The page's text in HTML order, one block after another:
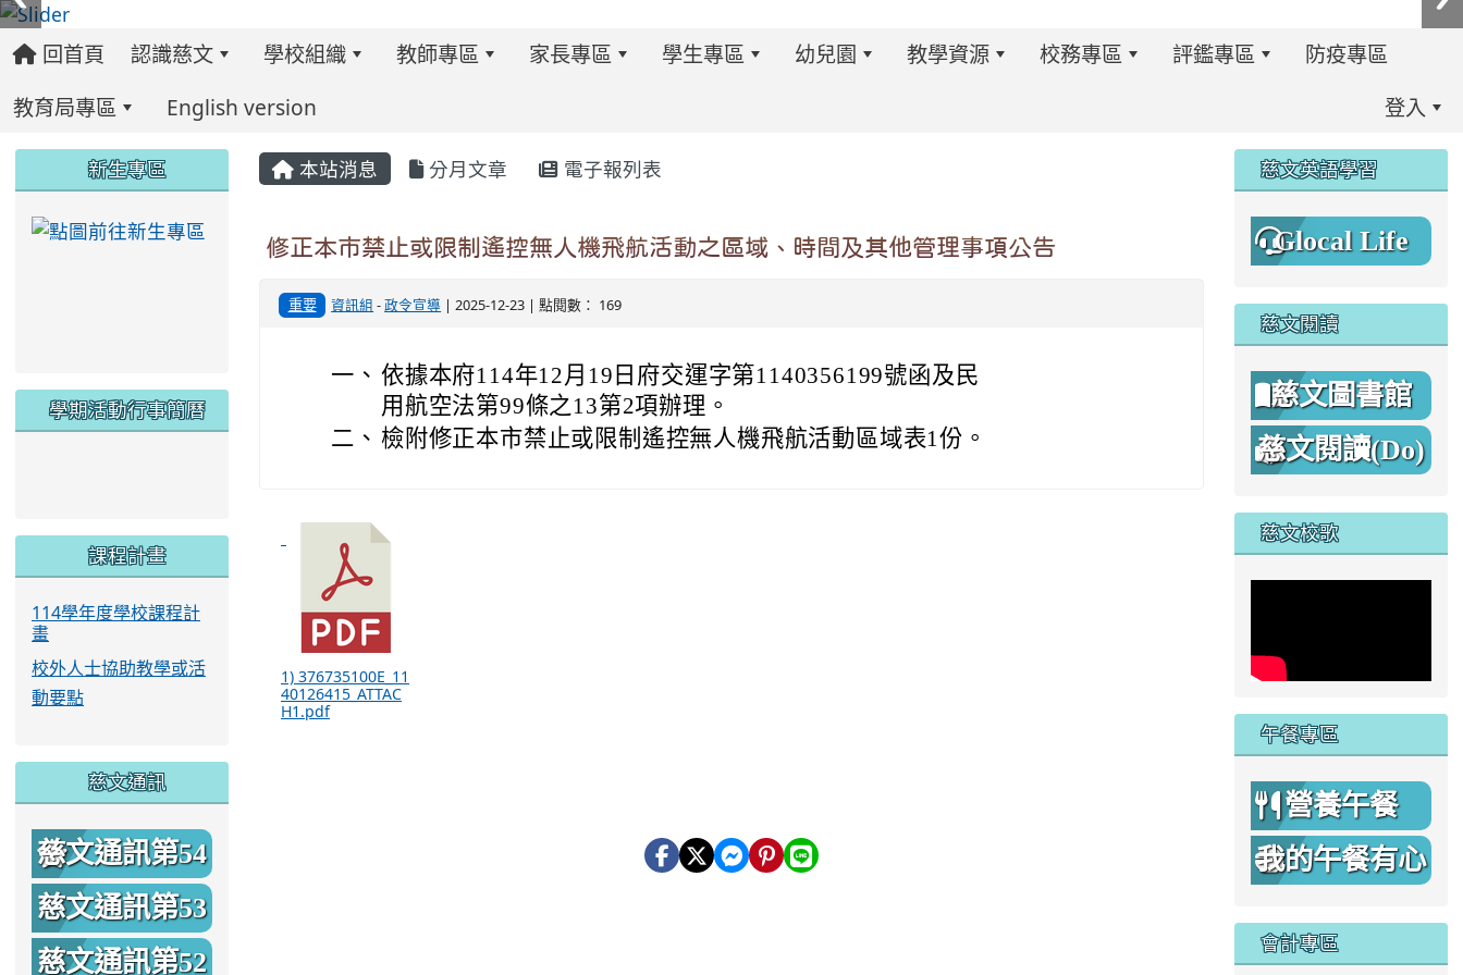
回首頁 認識慈文 學校組織 教師專區 家長專區 學生專區 幼兒園 教學資源 校務專區 評鑑專區
防疫專區
教育局專區
English version 登入
本站消息 分月文章 電子報列表
修正本市禁止或限制遙控無人機飛航活動之區域、時間及其他管理事項公告
重要 資訊組 政令宣導 | 2025-12-23 | 點閱數： 169
一、
依據本府114年12月19日府交運字第1140356199號函及民
用航空法第99條之13第2項辦理。
二、
檢附修正本市禁止或限制遙控無人機飛航活動區域表1份。
40126415_ATTAC
H1.pdf
::: 新生專區
學期活動行事簡曆
link to https://www.twes.tyc.edu.tw/uploads/tad_blocks/image/113-1%E6%B4%BB%E5%8B%95%E8%A1%8C%E4%BA%8B%E7%B0%A1%E6%9B%86.jpg \
link to https://www.twes.tyc.edu.tw/uploads/tad_blocks/image/114-2%E6%B4%BB%E5%8B%95%E8%A1%8C%E4%BA%8B%E7%B0%A1%E6%9B%86A.png
課程計畫
114學年度學校課程計
畫
校外人士協助教學或活
動要點
慈文通訊
慈文通訊第54
期
慈文通訊第53
期
慈文通訊第52
::: 慈文英語學習
Glocal Life
慈文閱讀
慈文圖書館
慈文閱讀(Do)
慈文校歌
午餐專區
營養午餐
我的午餐有心
會計專區